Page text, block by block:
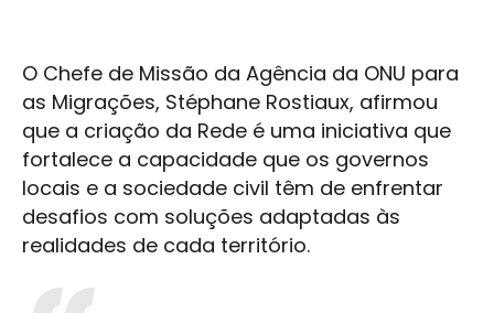
O Chefe de Missão da Agência da ONU para
as Migrações, Stéphane Rostiaux, afirmou
que a criação da Rede é uma iniciativa que
fortalece a capacidade que os governos
locais e a sociedade civil têm de enfrentar
desafios com soluções adaptadas às
realidades de cada território.